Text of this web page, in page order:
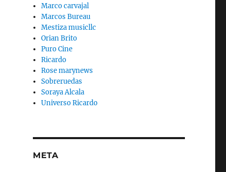
Marco carvajal
Marcos Bureau
Mestiza musicllc
Orian Brito
Puro Cine
Ricardo
Rose marynews
Sobreruedas
Soraya Alcala
Universo Ricardo
META